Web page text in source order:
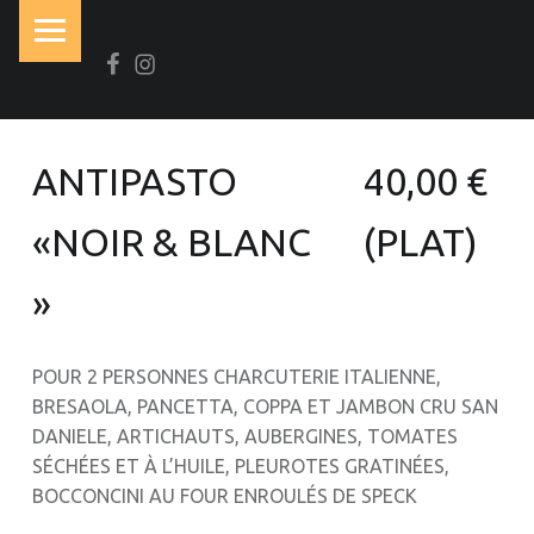
N
I
R
&
B
L
C
Brasserie-Restaurant-Pizzeria
ANTIPASTO
«NOIR & BLANC
»
40,00 €
(PLAT)
POUR 2 PERSONNES CHARCUTERIE ITALIENNE,
BRESAOLA, PANCETTA, COPPA ET JAMBON CRU SAN
DANIELE, ARTICHAUTS, AUBERGINES, TOMATES
SÉCHÉES ET À L’HUILE, PLEUROTES GRATINÉES,
BOCCONCINI AU FOUR ENROULÉS DE SPECK